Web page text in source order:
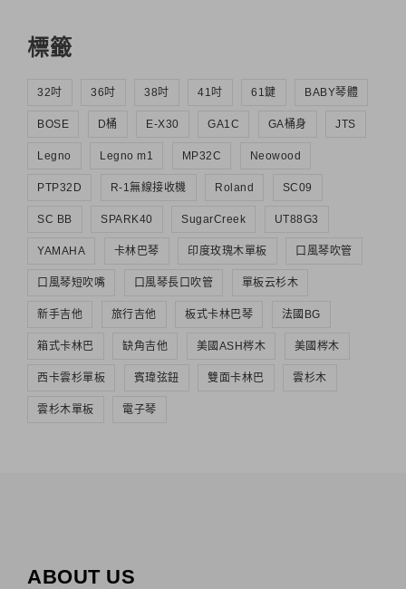
標籤
32吋 36吋 38吋 41吋 61鍵 BABY琴體
BOSE D桶 E-X30 GA1C GA桶身 JTS
Legno Legno m1 MP32C Neowood
PTP32D R-1無線接收機 Roland SC09
SC BB SPARK40 SugarCreek UT88G3
YAMAHA 卡林巴琴 印度玫瑰木單板 口風琴吹管
口風琴短吹嘴 口風琴長口吹管 單板云杉木
新手吉他 旅行吉他 板式卡林巴琴 法國BG
箱式卡林巴 缺角吉他 美國ASH梣木 美國梣木
西卡雲杉單板 賓瑋弦鈕 雙面卡林巴 雲杉木
雲杉木單板 電子琴
ABOUT US